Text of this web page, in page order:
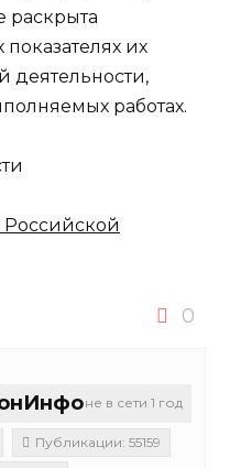
раскрыта
их
деятельности,
работах.
Российской
0
не в сети 1 год
Публикации: 55159